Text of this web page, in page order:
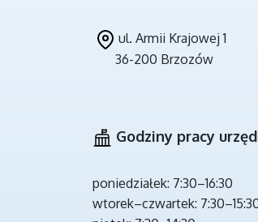
PROGRAMY
ŚRODKÓW
ul. Armii Krajowej 1
36-200 Brzozów
Godziny pracy
poniedziałek: 7:30–16:30
wtorek–czwartek: